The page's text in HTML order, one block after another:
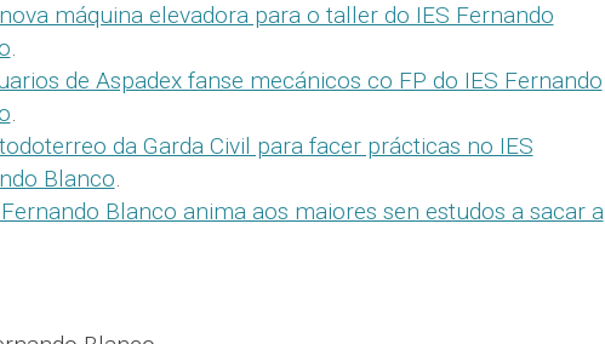
máquina elevadora para o taller do IES Fernando
.
de Aspadex fanse mecánicos co FP do IES Fernando
.
da Garda Civil para facer prácticas no IES
Blanco.
Blanco anima aos maiores sen estudos a sacar a